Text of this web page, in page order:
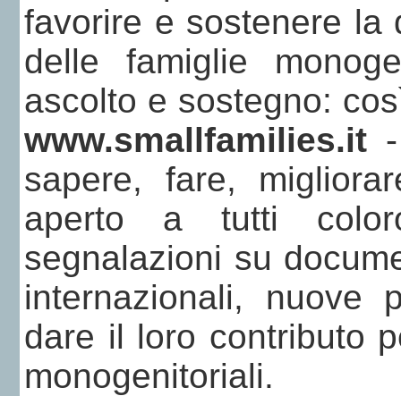
favorire e sostenere la
delle famiglie
ascolto e sostegno:
www.smallfamilies.it
sapere, fare,
aperto a tutti
segnalazioni su
internazionali, nuove
dare il loro contributo
monogenitoriali.